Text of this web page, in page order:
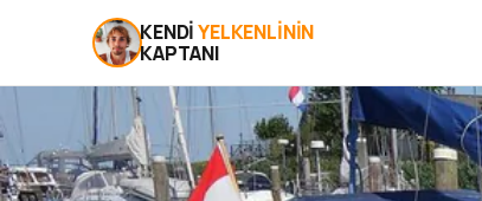
KENDIYELKENLININ
KAPTANI